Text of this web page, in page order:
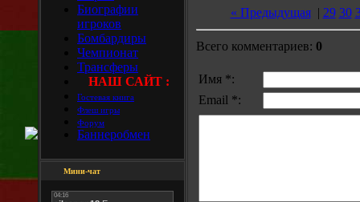
Биографии
игроков
Бомбардиры
Чемпионат
Трансферы
НАШ САЙТ :
Гостевая книга
Флеш игры
Форум
Баннеробмен
Мини-чат
« Предыдущая| 29 30
Всего комментариев: 0
Имя *:
Email *: